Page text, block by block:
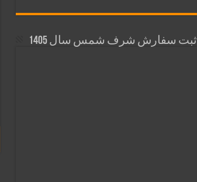
ثبت سفارش شرف شمس سال 1405